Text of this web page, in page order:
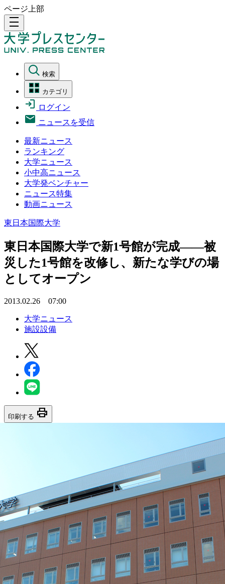
ページ上部
density_medium
検索
カテゴリ
ログイン
ニュースを受信
最新ニュース
ランキング
大学ニュース
小中高ニュース
大学発ベンチャー
ニュース特集
動画ニュース
東日本国際大学
東日本国際大学で新1号館が完成――被
災した1号館を改修し、新たな学びの場
としてオープン
2013.02.26 07:00
大学ニュース
施設設備
印刷する print